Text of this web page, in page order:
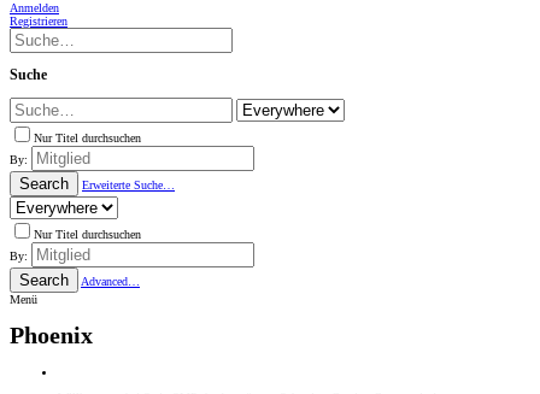
Anmelden
Registrieren
Suche
Nur Titel durchsuchen
By:
Search Erweiterte Suche…
Nur Titel durchsuchen
By:
Search
Advanced…
Menü
Phoenix